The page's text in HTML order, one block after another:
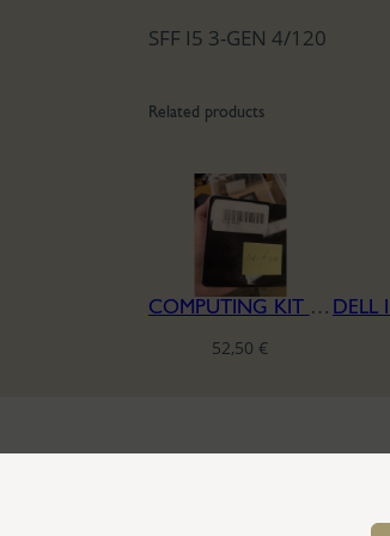
SFF I5 3-GEN 4/120
Related products
COMPUTING KIT I3-7100U 4GB NUC7I3BNK
52,50€